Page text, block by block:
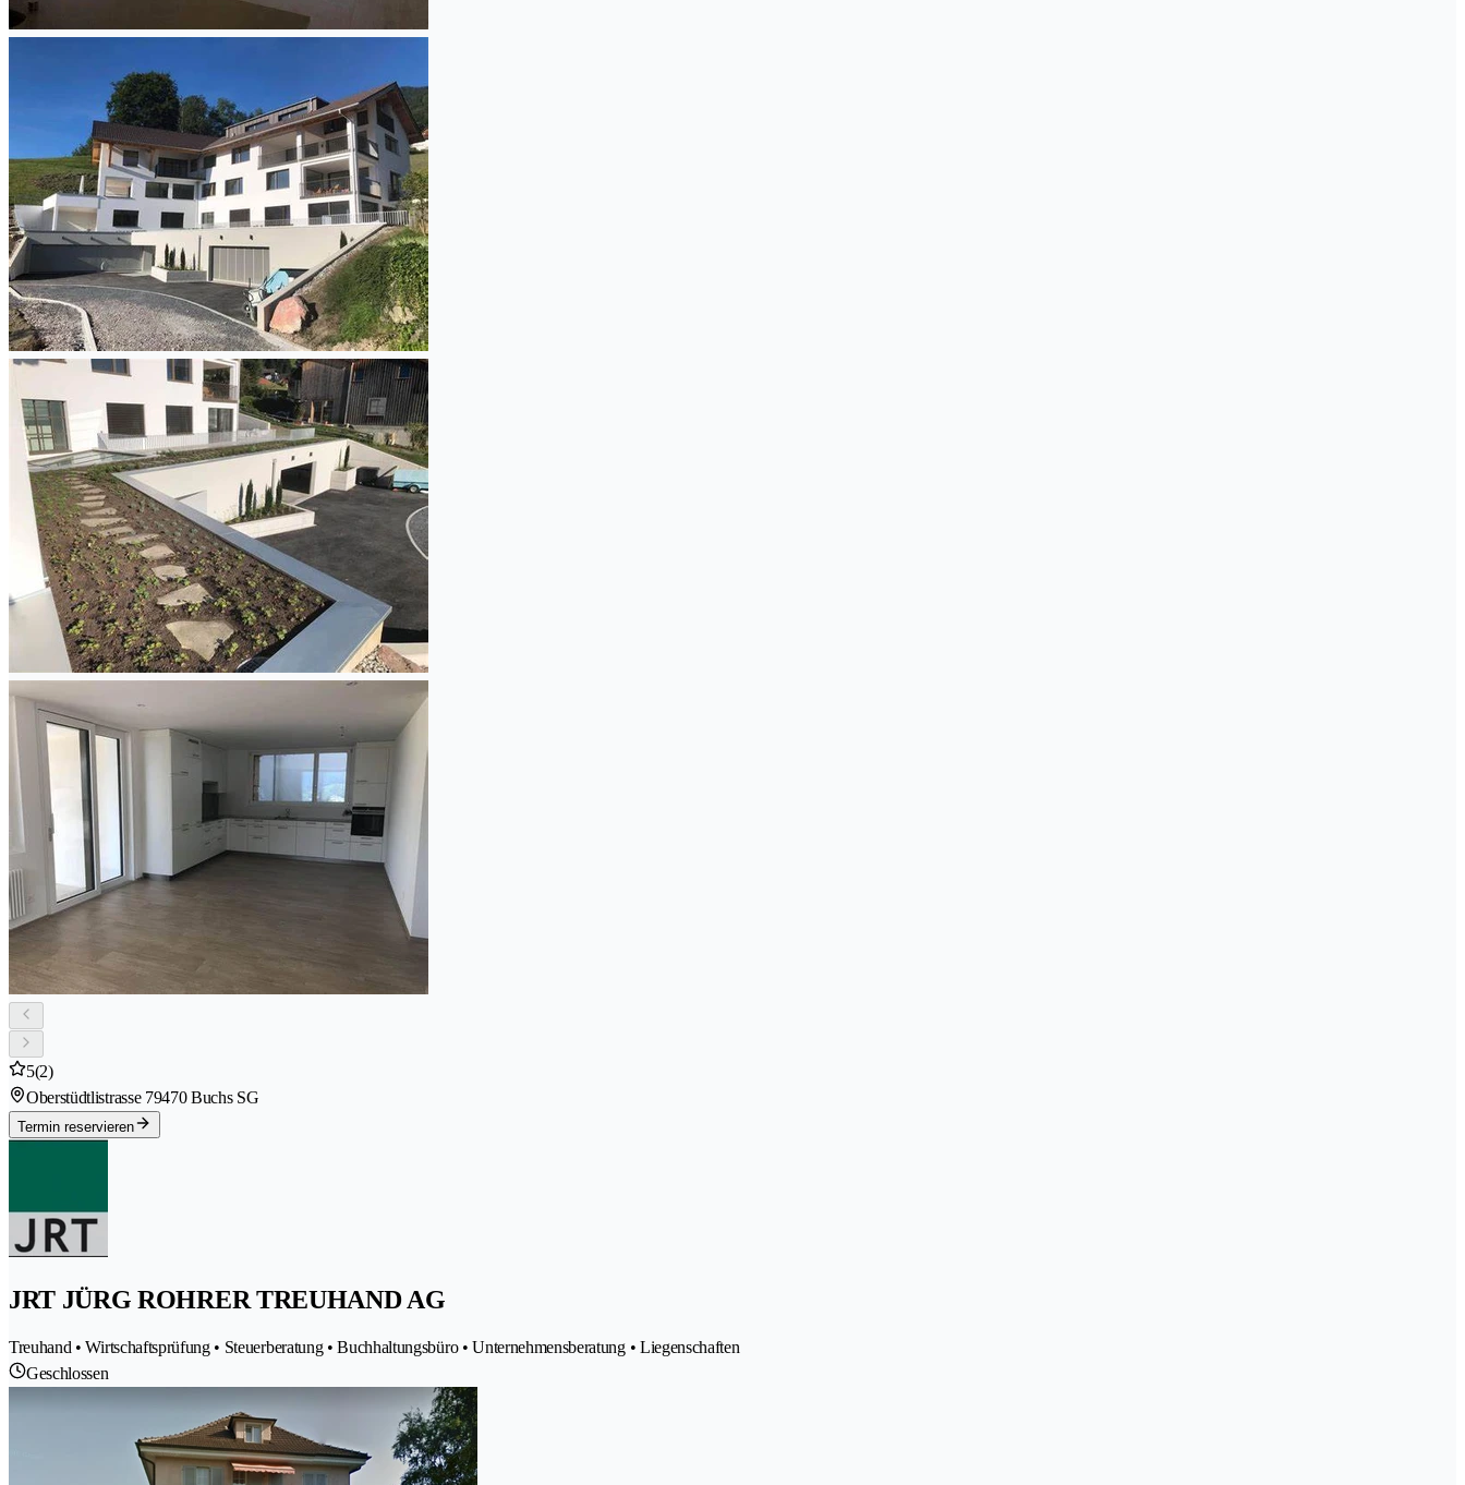
5(2)
Oberstüdtlistrasse 79470 Buchs SG
Termin reservieren
JRT JÜRG ROHRER TREUHAND AG
Treuhand • Wirtschaftsprüfung • Steuerberatung • Buchhaltungsbüro • Unternehmensberatung • Liegenschaften
Geschlossen